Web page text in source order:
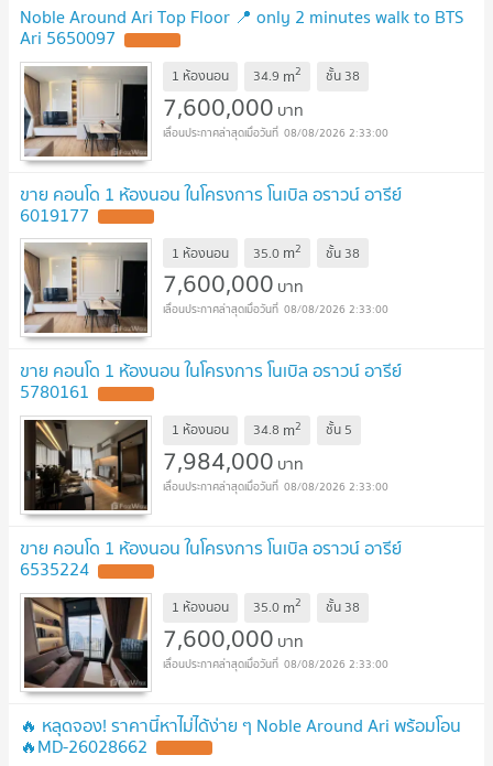
Noble Around Ari Top Floor 📍 only 2 minutes walk to BTS
Ari 5650097
1 ห้องนอน 34.9 m2 ชั้น 38
7,600,000 บาท
08/08/2026 2:33:00
ขาย คอนโด 1 ห้องนอน ในโครงการ โนเบิล อราวน์ อารีย์
6019177
1 ห้องนอน 35.0 m2 ชั้น 38
7,600,000 บาท
08/08/2026 2:33:00
ขาย คอนโด 1 ห้องนอน ในโครงการ โนเบิล อราวน์ อารีย์
5780161
1 ห้องนอน 34.8 m2 ชั้น 5
7,984,000 บาท
08/08/2026 2:33:00
ขาย คอนโด 1 ห้องนอน ในโครงการ โนเบิล อราวน์ อารีย์
6535224
1 ห้องนอน 35.0 m2 ชั้น 38
7,600,000 บาท
08/08/2026 2:33:00
🔥 หลุดจอง! ราคานี้หาไม่ได้ง่าย ๆ Noble Around Ari พร้อมโอน
🔥MD-26028662